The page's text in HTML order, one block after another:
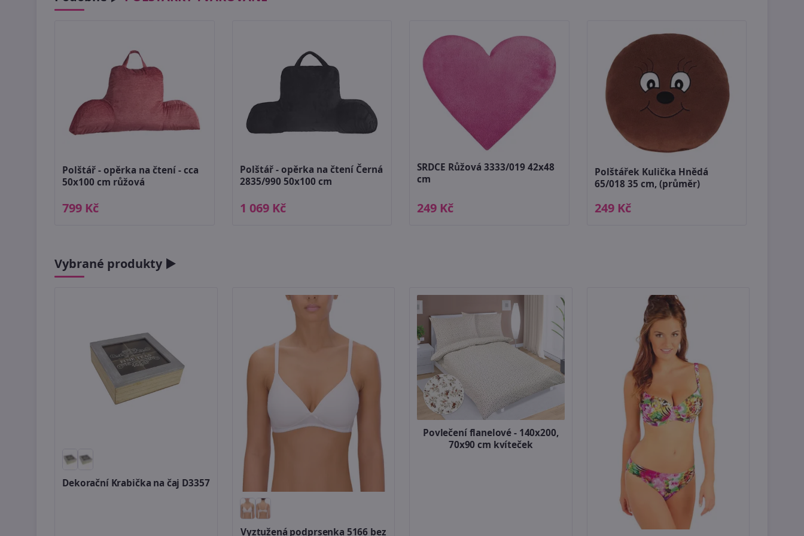
Polštář - opěrka na čtení - cca
50x100 cm růžová
799 Kč
Polštář - opěrka na čtení Černá
2835/990 50x100 cm
1 069 Kč
SRDCE Růžová 3333/019 42x48
cm
249 Kč
Polštářek Kulička Hnědá
65/018 35 cm, (průměr)
249 Kč
Vybrané produkty ►
Dekorační Krabička na čaj D3357
Vyztužená podprsenka 5166 bez
Povlečení flanelové - 140x200,
70x90 cm kvíteček